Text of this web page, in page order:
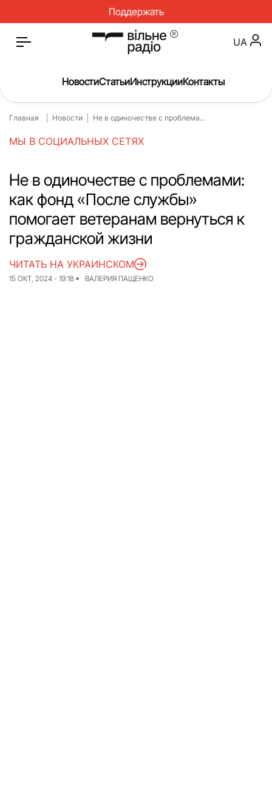
Поддержать
Главная
О нас
Инструкции
Спорт
Интервью
Досье
Репортаж
Блог
Спецпроекты
UA
НовостиСтатьиИнструкцииКонтакты
Главная Новости Не в одиночестве с проблема...
МЫ В СОЦИАЛЬНЫХ СЕТЯХ
Не в одиночестве с проблемами:
как фонд «После службы»
помогает ветеранам вернуться к
гражданской жизни
15 ОКТ, 2024 - 19:18 ВАЛЕРИЯ ПАЩЕНКО
ЧИТАТЬ НА УКРАИНСКОМ